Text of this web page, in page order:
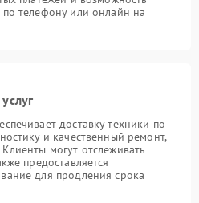
по телефону или онлайн на
доставку техники по
и качественный ремонт,
могут отслеживать
предоставляется
для продления срока